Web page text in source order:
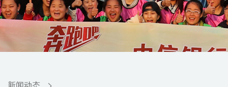
新闻动态